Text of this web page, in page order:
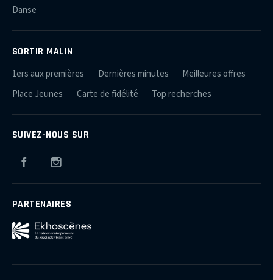
Danse
SORTIR MALIN
1ers aux premières Dernières minutes
Meilleures offres
Place Jeunes
Carte de fidélité Top recherches
SUIVEZ-NOUS SUR
Facebook
PARTENAIRES